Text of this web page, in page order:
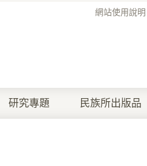
網站使用說明
研究專題 民族所出版品